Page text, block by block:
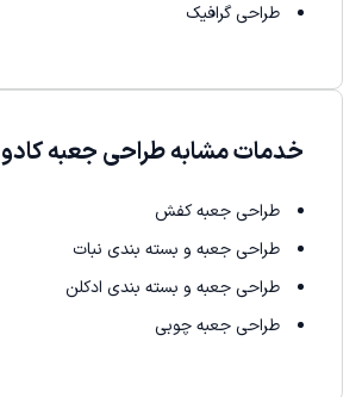
خدمات مشابه طراحی جعبه کادو
طراحی جعبه کفش
طراحی جعبه و بسته بندی نبات
طراحی جعبه و بسته بندی ادکلن
طراحی جعبه چوبی
طراحی گرافیک